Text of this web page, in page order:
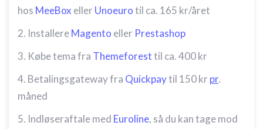
hos MeeBox eller Unoeurotil ca. 165 kr/året
2. InstallereMagento eller Prestashop
3. Købe tema fra Themeforesttil ca. 400 kr
4. Betalingsgateway fra Quickpaytil 150 kr pr.
måned
5. Indløseraftale med Euroline, så du kan tage mod